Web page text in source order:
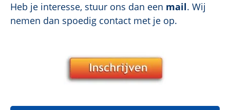
Heb je interesse, stuur ons dan een mail. Wij
nemen dan spoedig contact met je op.